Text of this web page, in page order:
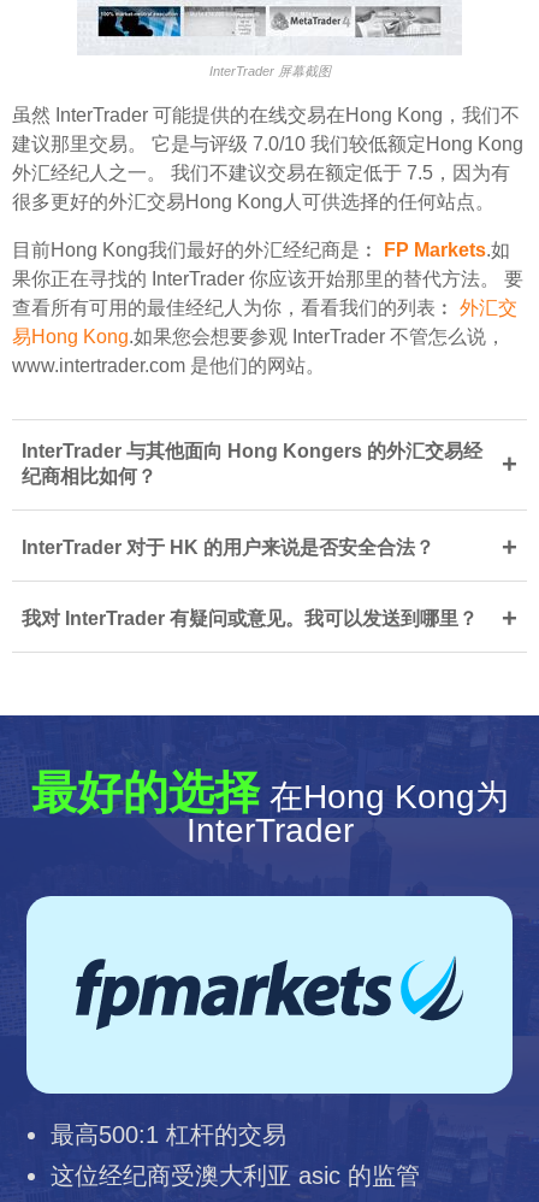
InterTrader 屏幕截图
虽然 InterTrader 可能提供的在线交易在Hong Kong，我们不
建议那里交易。 它是与评级 7.0/10 我们较低额定Hong Kong
外汇经纪人之一。 我们不建议交易在额定低于 7.5，因为有
很多更好的外汇交易Hong Kong人可供选择的任何站点。
目前Hong Kong我们最好的外汇经纪商是︰ FP Markets.如
果你正在寻找的 InterTrader 你应该开始那里的替代方法。 要
查看所有可用的最佳经纪人为你，看看我们的列表︰ 外汇交
易Hong Kong.如果您会想要参观 InterTrader 不管怎么说，
www.intertrader.com 是他们的网站。
InterTrader 与其他面向 Hong Kongers 的外汇交易经
纪商相比如何？
+
InterTrader 对于 HK 的用户来说是否安全合法？ +
我对 InterTrader 有疑问或意见。我可以发送到哪里？ +
最好的选择在Hong Kong为
InterTrader
最高500:1 杠杆的交易
这位经纪商受澳大利亚 asic 的监管